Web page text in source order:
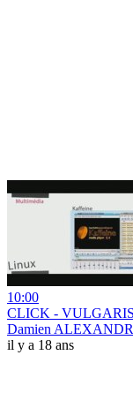
10:00
CLICK -
Damien
il y a 18 ans